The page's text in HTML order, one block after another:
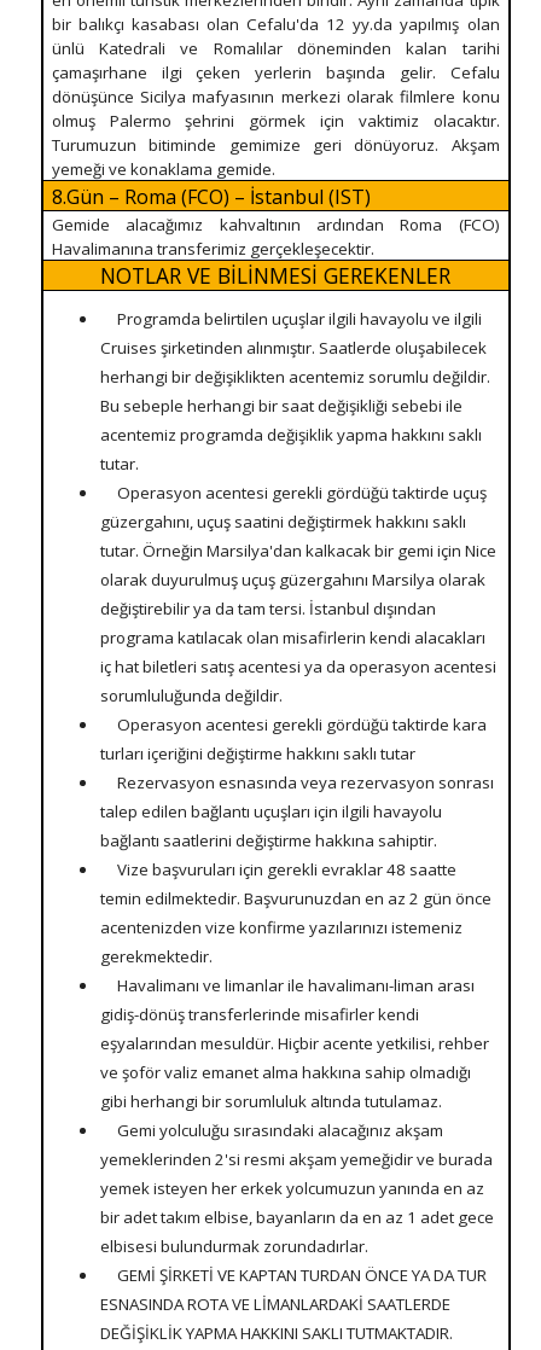
bir balıkçı kasabası olan Cefalu'da 12 yy.da yapılmış olan
ünlü Katedrali ve Romalılar döneminden kalan tarihi
çamaşırhane ilgi çeken yerlerin başında gelir. Cefalu
dönüşünce Sicilya mafyasının merkezi olarak filmlere konu
olmuş Palermo şehrini görmek için vaktimiz olacaktır.
Turumuzun bitiminde gemimize geri dönüyoruz. Akşam
yemeği ve konaklama gemide.
8.Gün – Roma (FCO) – İstanbul (IST)
Gemide alacağımız kahvaltının ardından Roma (FCO)
Havalimanına transferimiz gerçekleşecektir.
NOTLAR VE BİLİNMESİ GEREKENLER
Programda belirtilen uçuşlar ilgili havayolu ve ilgili
Cruises şirketinden alınmıştır. Saatlerde oluşabilecek
herhangi bir değişiklikten acentemiz sorumlu değildir.
Bu sebeple herhangi bir saat değişikliği sebebi ile
acentemiz programda değişiklik yapma hakkını saklı
tutar.
Operasyon acentesi gerekli gördüğü taktirde uçuş
güzergahını, uçuş saatini değiştirmek hakkını saklı
tutar. Örneğin Marsilya'dan kalkacak bir gemi için Nice
olarak duyurulmuş uçuş güzergahını Marsilya olarak
değiştirebilir ya da tam tersi. İstanbul dışından
programa katılacak olan misafirlerin kendi alacakları
iç hat biletleri satış acentesi ya da operasyon acentesi
sorumluluğunda değildir.
Operasyon acentesi gerekli gördüğü taktirde kara
turları içeriğini değiştirme hakkını saklı tutar
Rezervasyon esnasında veya rezervasyon sonrası
talep edilen bağlantı uçuşları için ilgili havayolu
bağlantı saatlerini değiştirme hakkına sahiptir.
Vize başvuruları için gerekli evraklar 48 saatte
temin edilmektedir. Başvurunuzdan en az 2 gün önce
acentenizden vize konfirme yazılarınızı istemeniz
gerekmektedir.
Havalimanı ve limanlar ile havalimanı-liman arası
gidiş-dönüş transferlerinde misafirler kendi
eşyalarından mesuldür. Hiçbir acente yetkilisi, rehber
ve şoför valiz emanet alma hakkına sahip olmadığı
gibi herhangi bir sorumluluk altında tutulamaz.
Gemi yolculuğu sırasındaki alacağınız akşam
yemeklerinden 2'si resmi akşam yemeğidir ve burada
yemek isteyen her erkek yolcumuzun yanında en az
bir adet takım elbise, bayanların da en az 1 adet gece
elbisesi bulundurmak zorundadırlar.
GEMİ ŞİRKETİ VE KAPTAN TURDAN ÖNCE YA DA TUR
ESNASINDA ROTA VE LİMANLARDAKİ SAATLERDE
DEĞİŞİKLİK YAPMA HAKKINI SAKLI TUTMAKTADIR.